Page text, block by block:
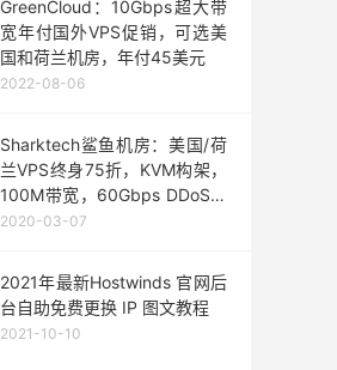
GreenCloud：10Gbps超大带
宽年付国外VPS促销，可选美
国和荷兰机房，年付45美元
2022-08-06
Sharktech鲨鱼机房：美国/荷
兰VPS终身75折，KVM构架，
100M带宽，60Gbps DDoS防
御，$8.96/月起
2020-03-07
2021年最新Hostwinds 官网后
台自助免费更换 IP 图文教程
2021-10-10